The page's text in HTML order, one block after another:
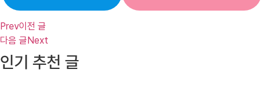
Prev이전 글
다음 글Next
인기 추천 글